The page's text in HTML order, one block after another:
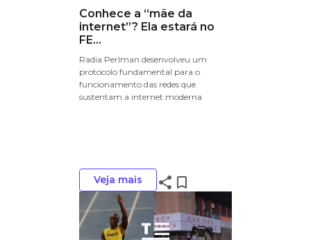
Conhece a “mãe da
internet”? Ela estará no
FE...
Radia Perlman desenvolveu um
protocolo fundamental para o
funcionamento das redes que
sustentam a internet moderna
Veja mais share bookmark_border